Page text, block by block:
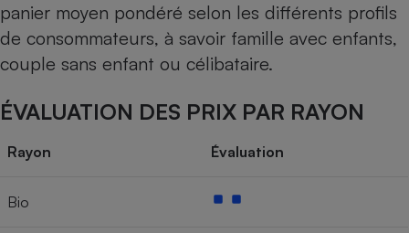
panier moyen pondéré selon les différents profils
de consommateurs, à savoir famille avec enfants,
couple sans enfant ou célibataire.
ÉVALUATION DES PRIX PAR RAYON
Rayon Évaluation
Bio